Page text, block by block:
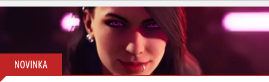
NOVINKA